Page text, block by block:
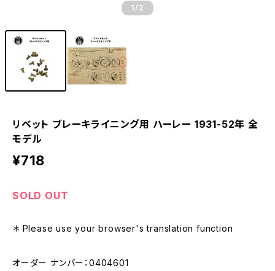
1 /2
リベット ブレーキライニング用 ハーレー 1931-52年 全
モデル
¥718
SOLD OUT
＊ Please use your browser's translation function
オーダー ナンバー：0404601